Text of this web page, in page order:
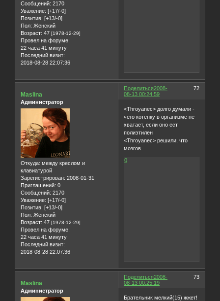
Сообщений: 2170
Уважение: [+17/-0]
Позитив: [+13/-0]
Пол: Женский
Возраст: 47 [1978-12-29]
Провел на форуме:
22 часа 41 минуту
Последний визит:
2018-08-28 22:07:36
Поделиться 72
2008-
08-13 00:24:59
Maslina
Администратор
Откуда: между креслом и
клавиатурой
Зарегистрирован: 2008-01-31
Приглашений: 0
Сообщений: 2170
Уважение: [+17/-0]
Позитив: [+13/-0]
Пол: Женский
Возраст: 47 [1978-12-29]
Провел на форуме:
22 часа 41 минуту
Последний визит:
2018-08-28 22:07:36
<Throyanec> долго думали -
чего котенку в организме не
хватает, если оно ест
полиэтилен
<Throyanec> решили, что
мозгов..
0
Поделиться 73
2008-
08-13 00:25:19
Maslina
Администратор
Брательник мелкий(15) жжет!